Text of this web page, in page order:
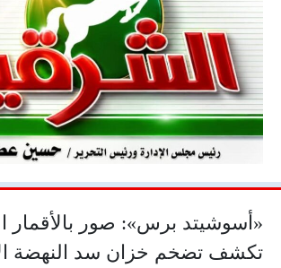
«أسوشيتد برس»: صور بالأقمار
تكشف تضخم خزان سد النهضة